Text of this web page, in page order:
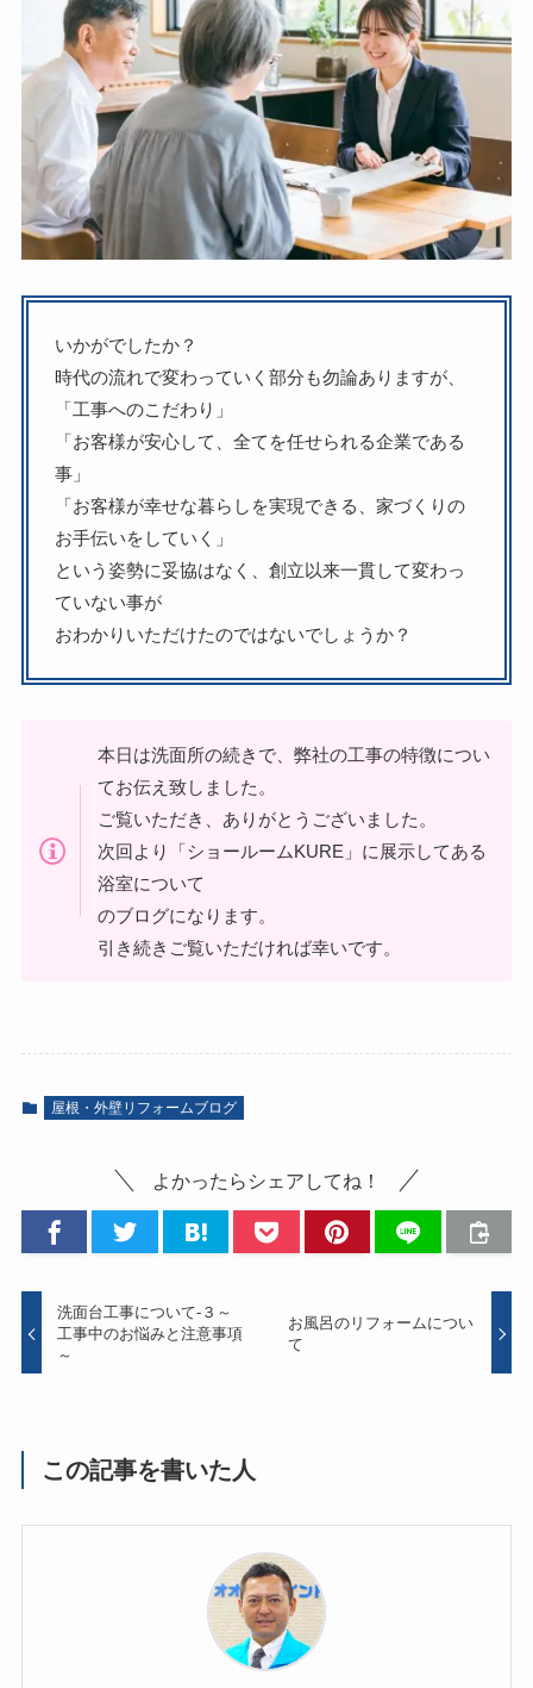
いかがでしたか？
時代の流れで変わっていく部分も勿論ありますが、
「工事へのこだわり」
「お客様が安心して、全てを任せられる企業である
事」
「お客様が幸せな暮らしを実現できる、家づくりの
お手伝いをしていく」
という姿勢に妥協はなく、創立以来一貫して変わっ
ていない事が
おわかりいただけたのではないでしょうか？
本日は洗面所の続きで、弊社の工事の特徴につい
てお伝え致しました。
ご覧いただき、ありがとうございました。
次回より「ショールームKURE」に展示してある
浴室について
のブログになります。
引き続きご覧いただければ幸いです。
屋根・外壁リフォームブログ
よかったらシェアしてね！
洗面台工事について-３～
工事中のお悩みと注意事項
～
お風呂のリフォームについ
て
この記事を書いた人